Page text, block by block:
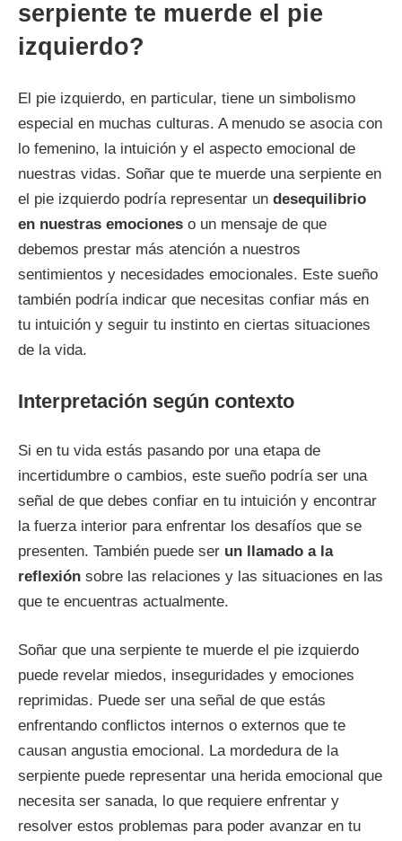
serpiente te muerde el pie
izquierdo?
El pie izquierdo, en particular, tiene un simbolismo
especial en muchas culturas. A menudo se asocia con
lo femenino, la intuición y el aspecto emocional de
nuestras vidas. Soñar que te muerde una serpiente en
el pie izquierdo podría representar un desequilibrio
en nuestras emociones o un mensaje de que
debemos prestar más atención a nuestros
sentimientos y necesidades emocionales. Este sueño
también podría indicar que necesitas confiar más en
tu intuición y seguir tu instinto en ciertas situaciones
de la vida.
Interpretación según contexto
Si en tu vida estás pasando por una etapa de
incertidumbre o cambios, este sueño podría ser una
señal de que debes confiar en tu intuición y encontrar
la fuerza interior para enfrentar los desafíos que se
presenten. También puede ser un llamado a la
reflexión sobre las relaciones y las situaciones en las
que te encuentras actualmente.
Soñar que una serpiente te muerde el pie izquierdo
puede revelar miedos, inseguridades y emociones
reprimidas. Puede ser una señal de que estás
enfrentando conflictos internos o externos que te
causan angustia emocional. La mordedura de la
serpiente puede representar una herida emocional que
necesita ser sanada, lo que requiere enfrentar y
resolver estos problemas para poder avanzar en tu